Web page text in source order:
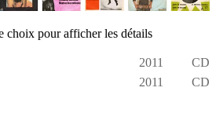
choix pour afficher les détails
2011
CD
2011 CD